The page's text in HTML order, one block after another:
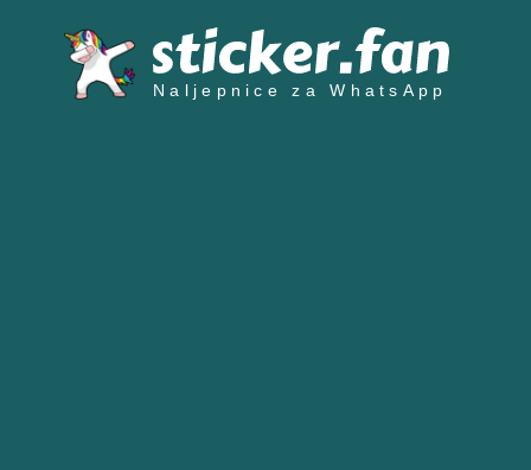
Naljepnice za WhatsApp